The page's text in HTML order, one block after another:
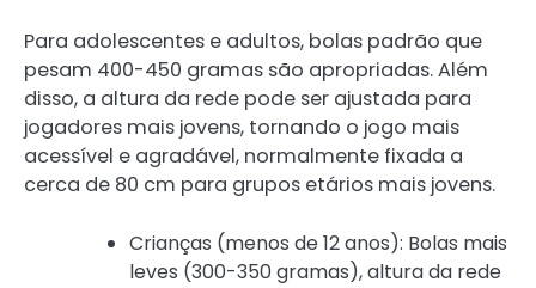
Para adolescentes e adultos, bolas padrão que
pesam 400-450 gramas são apropriadas. Além
disso, a altura da rede pode ser ajustada para
jogadores mais jovens, tornando o jogo mais
acessível e agradável, normalmente fixada a
cerca de 80 cm para grupos etários mais jovens.
Crianças (menos de 12 anos): Bolas mais
leves (300-350 gramas), altura da rede